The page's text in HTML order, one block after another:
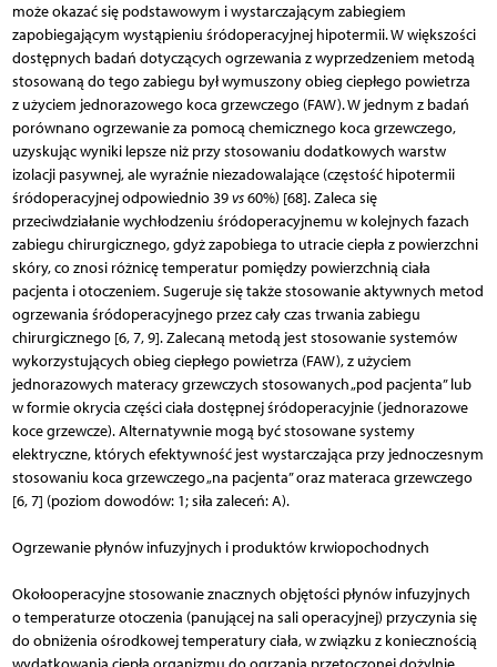
może okazać się podstawowym i wystarczającym zabiegiem
zapobiegającym wystąpieniu śródoperacyjnej hipotermii. W większości
dostępnych badań dotyczących ogrzewania z wyprzedzeniem metodą
stosowaną do tego zabiegu był wymuszony obieg ciepłego powietrza
z użyciem jednorazowego koca grzewczego (FAW). W jednym z badań
porównano ogrzewanie za pomocą chemicznego koca grzewczego,
uzyskując wyniki lepsze niż przy stosowaniu dodatkowych warstw
izolacji pasywnej, ale wyraźnie niezadowalające (częstość hipotermii
śródoperacyjnej odpowiednio 39vs60%) [68]. Zaleca się
przeciwdziałanie wychłodzeniu śród­operacyjnemu w kolejnych fazach
zabiegu chirurgicznego, gdyż zapobiega to utracie ciepła z powierzchni
skóry, co znosi różnicę temperatur pomiędzy powierzchnią ciała
pacjenta i otoczeniem. Sugeruje się także stosowanie aktywnych metod
ogrzewania śródoperacyjnego przez cały czas trwania zabiegu
chirurgicznego [6, 7, 9]. Zalecaną metodą jest stosowanie systemów
wykorzystujących obieg ciepłego powietrza (FAW), z użyciem
jednorazowych materacy grzewczych stosowanych „pod pacjenta” lub
w formie okrycia części ciała dostępnej śródoperacyjnie (jednorazowe
koce grzewcze). Alternatywnie mogą być stosowane systemy
elektryczne, których efektywność jest wystarczająca przy jednoczesnym
stosowaniu koca grzewczego „na pacjenta” oraz materaca grzewczego
[6, 7] (poziom dowodów: 1; siła zaleceń: A).
Ogrzewanie płynów infuzyjnych i produktów krwiopochodnych
Okołooperacyjne stosowanie znacznych objętości płynów infuzyjnych
o temperaturze otoczenia (panującej na sali operacyjnej) przyczynia się
do obniżenia ośrodkowej temperatury ciała, w związku z koniecznością